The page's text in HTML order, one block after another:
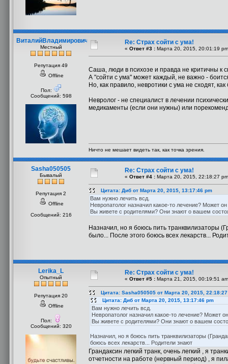
ВиталийВладимирович
Местный
Репутация 49
Offline
Пол:
Сообщений: 598
Re: Страх сойти с ума!
« Ответ #3 : Марта 20, 2015, 20:01:19
Саша, люди в психозе и правда не критичны к
А "сойти с ума" может каждый, не важно -
Но, как правило, невротики с ума не сходят,
Невролог - не специалист в лечении
медикаменты (если они нужны) или
Ничто не мешает видеть так, как точка зрения.
Sasha050505
Бывалый
Репутация 2
Offline
Сообщений: 216
Re: Страх сойти с ума!
« Ответ #4 : Марта 20, 2015, 22:18:27
Цитата: Диб от Марта 20, 2015, 13:17:46 pm
Вам нужно лечить всд.
Невропатолог назначил какое-то лечение? Может
Вы живете с родителями? Они знают о вашем
Назначил, но я боюсь пить транквилизаторы
было... После этого боюсь всех лекарств...
Lerika_L
Опытный
Репутация 20
Offline
Пол:
Сообщений: 320
Re: Страх сойти с ума!
« Ответ #5 : Марта 21, 2015, 00:19:51
Цитата: Sasha050505 от Марта 20, 2015,
Цитата: Диб от Марта 20, 2015, 13:17:46 pm
Вам нужно лечить всд.
Невропатолог назначил какое-то лечение? Может
Вы живете с родителями? Они знают о вашем
Назначил, но я боюсь пить транквилизаторы
боюсь всех лекарств... Родители знают
Грандаксин легкий транк, очень легкий , я
отчетности на работе (нервный период) , я